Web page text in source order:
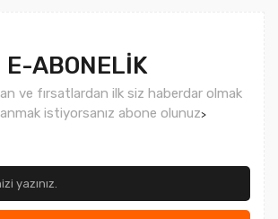
E-ABONELİK
ve fırsatlardan ilk siz haberdar olmak
istiyorsanız abone olunuz>